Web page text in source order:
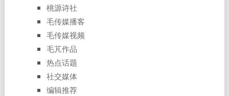
桃源诗社
毛传媒播客
毛传媒视频
毛芃作品
热点话题
社交媒体
编辑推荐